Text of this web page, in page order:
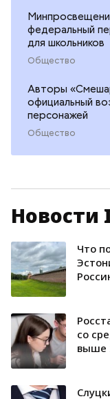
федеральный
для школьников
Общество
Авторы
официальный
персонажей
Общество
Новости
Что
со
выше